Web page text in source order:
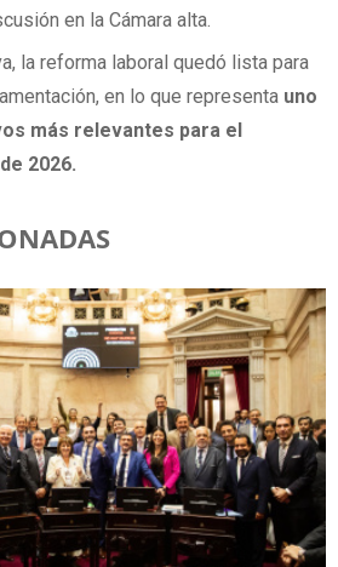
en la Cámara alta.
la reforma laboral quedó lista para
en lo que representa uno
más relevantes para el
2026.